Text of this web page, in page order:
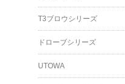
T3ブロウシリーズ
ドローブシリーズ
UTOWA